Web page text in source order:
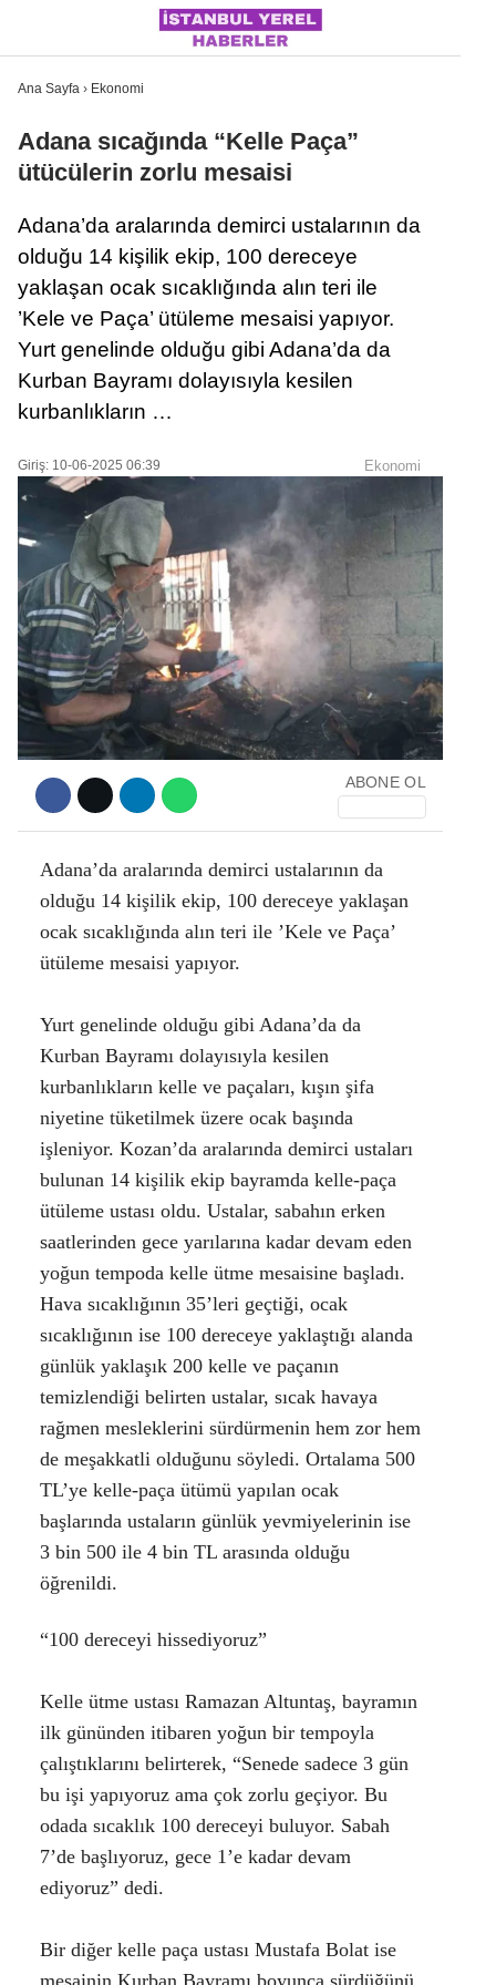
Facebook
Instagram
Youtube
İSTANBUL
ÜLKE GÜNDEMI
MAGAZIN
POLITIKA
SAĞLIK
SOSYAL MEDYA
DÜNYA
Ana Sayfa › Ekonomi
Adana sıcağında “Kelle Paça”
ütücülerin zorlu mesaisi
Adana’da aralarında demirci ustalarının da
olduğu 14 kişilik ekip, 100 dereceye
yaklaşan ocak sıcaklığında alın teri ile
’Kele ve Paça’ ütüleme mesaisi yapıyor.
Yurt genelinde olduğu gibi Adana’da da
Kurban Bayramı dolayısıyla kesilen
kurbanlıkların …
Giriş: 10-06-2025 06:39 Ekonomi
ABONE OL
Adana’da aralarında demirci ustalarının da
olduğu 14 kişilik ekip, 100 dereceye yaklaşan
ocak sıcaklığında alın teri ile ’Kele ve Paça’
ütüleme mesaisi yapıyor.
Yurt genelinde olduğu gibi Adana’da da
Kurban Bayramı dolayısıyla kesilen
kurbanlıkların kelle ve paçaları, kışın şifa
niyetine tüketilmek üzere ocak başında
işleniyor. Kozan’da aralarında demirci ustaları
bulunan 14 kişilik ekip bayramda kelle-paça
ütüleme ustası oldu. Ustalar, sabahın erken
saatlerinden gece yarılarına kadar devam eden
yoğun tempoda kelle ütme mesaisine başladı.
Hava sıcaklığının 35’leri geçtiği, ocak
sıcaklığının ise 100 dereceye yaklaştığı alanda
günlük yaklaşık 200 kelle ve paçanın
temizlendiği belirten ustalar, sıcak havaya
rağmen mesleklerini sürdürmenin hem zor hem
de meşakkatli olduğunu söyledi. Ortalama 500
TL’ye kelle-paça ütümü yapılan ocak
başlarında ustaların günlük yevmiyelerinin ise
3 bin 500 ile 4 bin TL arasında olduğu
öğrenildi.
“100 dereceyi hissediyoruz”
Kelle ütme ustası Ramazan Altuntaş, bayramın
ilk gününden itibaren yoğun bir tempoyla
çalıştıklarını belirterek, “Senede sadece 3 gün
bu işi yapıyoruz ama çok zorlu geçiyor. Bu
odada sıcaklık 100 dereceyi buluyor. Sabah
7’de başlıyoruz, gece 1’e kadar devam
ediyoruz” dedi.
Bir diğer kelle paça ustası Mustafa Bolat ise